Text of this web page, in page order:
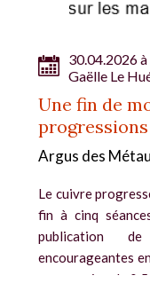
30.04.2026 à
Gaëlle Le
Une fin de
Argus des
Le cuivre
fin à cinq
publication de
encourageantes
progression de